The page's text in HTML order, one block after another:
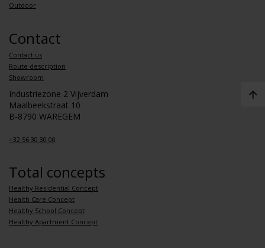
Outdoor
Contact
Contact us
Route description
Showroom
Industriezone 2 Vijverdam
Maalbeekstraat 10
B-8790 WAREGEM
+32 56 30 30 00
Total concepts
Healthy Residential Concept
Health Care Concept
Healthy School Concept
Healthy Apartment Concept